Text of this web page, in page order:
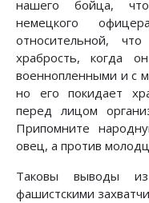
нашего бойца,
немецкого
относительной,
храбрость, когда
военнопленными и с
но его покидает
перед лицом
Припомните
овец, а против
Таковы выводы
фашистскими